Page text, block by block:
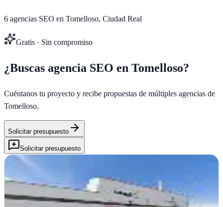
6 agencias SEO en Tomelloso, Ciudad Real
Gratis · Sin compromiso
¿Buscas agencia SEO en Tomelloso?
Cuéntanos tu proyecto y recibe propuestas de múltiples agencias de
Tomelloso.
Solicitar presupuesto
Solicitar presupuesto
Tomelloso, Ciudad Real